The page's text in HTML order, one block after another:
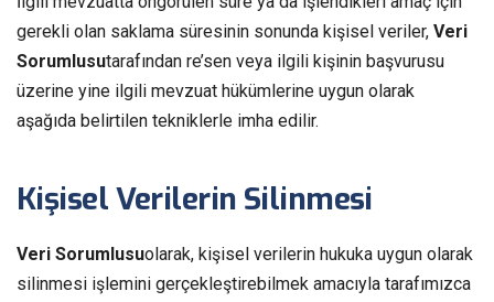
gerekli olan saklama süresinin sonunda kişisel veriler, Veri
Sorumlusutarafından re’sen veya ilgili kişinin başvurusu
üzerine yine ilgili mevzuat hükümlerine uygun olarak
aşağıda belirtilen tekniklerle imha edilir.
Kişisel Verilerin Silinmesi
Veri Sorumlusuolarak, kişisel verilerin hukuka uygun olarak
silinmesi işlemini gerçekleştirebilmek amacıyla tarafımızca